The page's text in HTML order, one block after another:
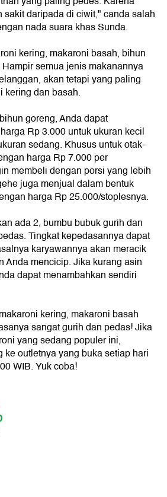
daripada di ciwit," canda salah
nada suara khas Sunda.
kering, makaroni basah, bihun
semua jenis makanannya
akan tetapi yang paling
kering dan basah.
goreng, Anda dapat
Rp 3.000 untuk ukuran kecil
sedang. Khusus untuk otak-
harga Rp 7.000 per
membeli dengan porsi yang lebih
juga menjual dalam bentuk
harga Rp 25.000/stoplesnya.
ada 2, bumbu bubuk gurih dan
Tingkat kepedasannya dapat
karyawannya akan meracik
Anda mencicip. Jika kurang asin
dapat menambahkan sendiri
kering, makaroni basah
sangat gurih dan pedas! Jika
yang sedang populer ini,
ke outletnya yang buka setiap hari
WIB. Yuk coba!